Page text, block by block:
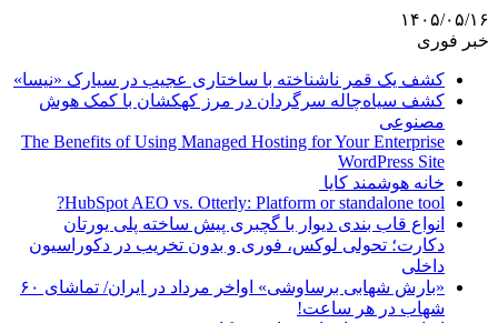
۱۴۰۵/۰۵/۱۶
خبر فوری
کشف یک قمر ناشناخته با ساختاری عجیب در سیارک «نیسا»
کشف سیاه‌چاله سرگردان در مرز کهکشان با کمک هوش
مصنوعی
The Benefits of Using Managed Hosting for Your Enterprise
WordPress Site
خانه هوشمند کایا
HubSpot AEO vs. Otterly: Platform or standalone tool?
انواع قاب بندی دیوار با گچبری پیش ساخته پلی یورتان
دکارت؛ تحولی لوکس، فوری و بدون تخریب در دکوراسیون
داخلی
«بارش شهابی برساوشی» اواخر مرداد در ایران/ تماشای ۶۰
شهاب در هر ساعت!